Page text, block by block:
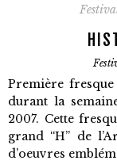
Première
durant la
2007. Cette
grand “H” de
d’oeuvres